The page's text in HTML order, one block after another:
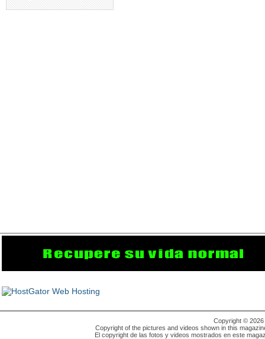
Copyright © 2026
Copyright of the pictures and videos shown in this
El copyright de las fotos y videos mostrados en este